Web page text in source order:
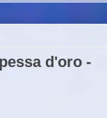
d'oro -